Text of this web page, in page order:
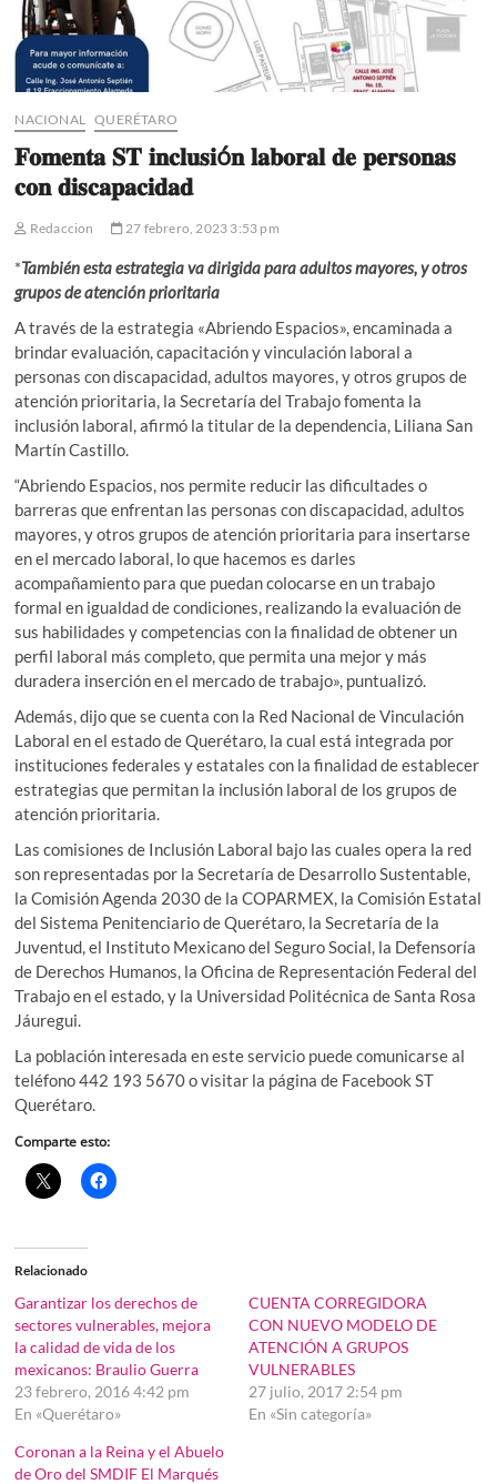
NACIONAL QUERÉTARO
𝐅𝐨𝐦𝐞𝐧𝐭𝐚 𝐒𝐓 𝐢𝐧𝐜𝐥𝐮𝐬𝐢ó𝐧 𝐥𝐚𝐛𝐨𝐫𝐚𝐥 𝐝𝐞 𝐩𝐞𝐫𝐬𝐨𝐧𝐚𝐬
𝐜𝐨𝐧 𝐝𝐢𝐬𝐜𝐚𝐩𝐚𝐜𝐢𝐝𝐚𝐝
Redaccion 27 febrero, 2023 3:53 pm
*También esta estrategia va dirigida para adultos mayores, y otros
grupos de atención prioritaria
A través de la estrategia «Abriendo Espacios», encaminada a
brindar evaluación, capacitación y vinculación laboral a
personas con discapacidad, adultos mayores, y otros grupos de
atención prioritaria, la Secretaría del Trabajo fomenta la
inclusión laboral, afirmó la titular de la dependencia, Liliana San
Martín Castillo.
“Abriendo Espacios, nos permite reducir las dificultades o
barreras que enfrentan las personas con discapacidad, adultos
mayores, y otros grupos de atención prioritaria para insertarse
en el mercado laboral, lo que hacemos es darles
acompañamiento para que puedan colocarse en un trabajo
formal en igualdad de condiciones, realizando la evaluación de
sus habilidades y competencias con la finalidad de obtener un
perfil laboral más completo, que permita una mejor y más
duradera inserción en el mercado de trabajo», puntualizó.
Además, dijo que se cuenta con la Red Nacional de Vinculación
Laboral en el estado de Querétaro, la cual está integrada por
instituciones federales y estatales con la finalidad de establecer
estrategias que permitan la inclusión laboral de los grupos de
atención prioritaria.
Las comisiones de Inclusión Laboral bajo las cuales opera la red
son representadas por la Secretaría de Desarrollo Sustentable,
la Comisión Agenda 2030 de la COPARMEX, la Comisión Estatal
del Sistema Penitenciario de Querétaro, la Secretaría de la
Juventud, el Instituto Mexicano del Seguro Social, la Defensoría
de Derechos Humanos, la Oficina de Representación Federal del
Trabajo en el estado, y la Universidad Politécnica de Santa Rosa
Jáuregui.
La población interesada en este servicio puede comunicarse al
teléfono 442 193 5670 o visitar la página de Facebook ST
Querétaro.
Comparte esto:
Relacionado
Garantizar los derechos de
sectores vulnerables, mejora
la calidad de vida de los
mexicanos: Braulio Guerra
23 febrero, 2016 4:42 pm
En «Querétaro»
CUENTA CORREGIDORA
CON NUEVO MODELO DE
ATENCIÓN A GRUPOS
VULNERABLES
27 julio, 2017 2:54 pm
En «Sin categoría»
Coronan a la Reina y el Abuelo
de Oro del SMDIF El Marqués